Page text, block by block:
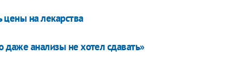
на лекарства
анализы не хотел сдавать»